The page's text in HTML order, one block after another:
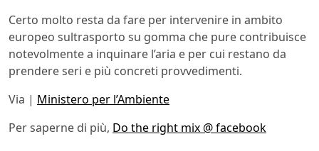
Certo molto resta da fare per intervenire in ambito
europeo sultrasporto su gomma che pure contribuisce
notevolmente a inquinare l’aria e per cui restano da
prendere seri e più concreti provvedimenti.
Via | Ministero per l’Ambiente
Per saperne di più, Do the right mix @ facebook